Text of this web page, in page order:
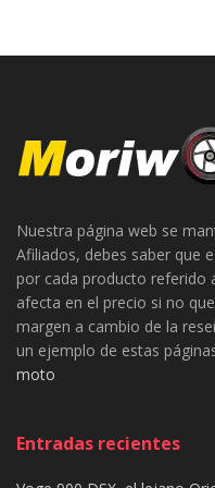
Nuestra página web se
Afiliados, debes saber que
por cada producto referido
afecta en el precio si no
margen a cambio de la
un ejemplo de estas
moto
Entradas recientes